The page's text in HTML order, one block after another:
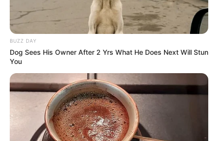
Natalia SallaeAlibaba
BUZZ DAY
Dog Sees His Owner After 2 Yrs What He Does Next Will Stun
You